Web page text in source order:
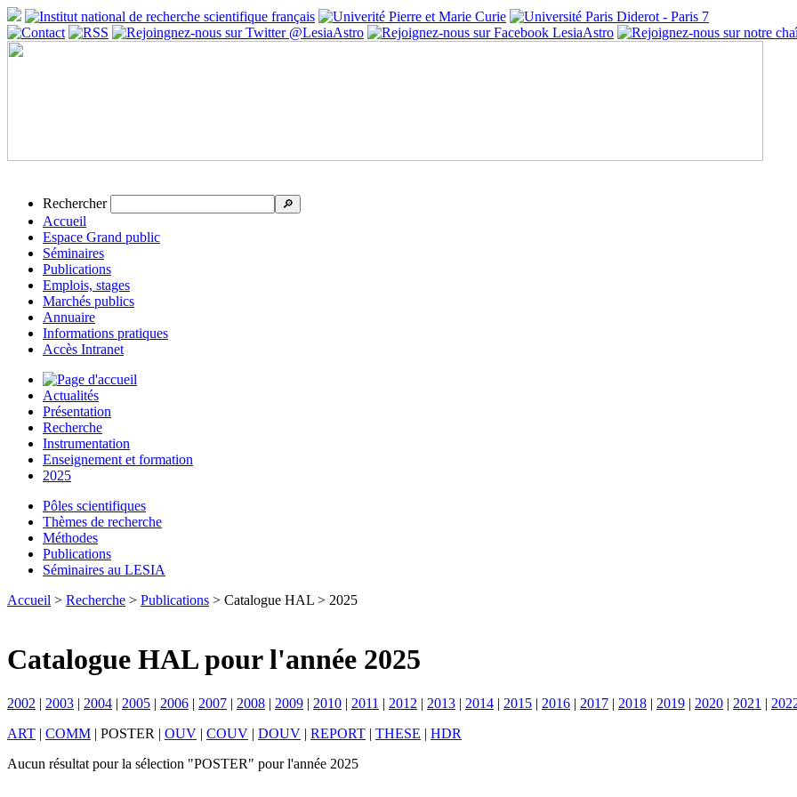
Rechercher 🔎
Accueil
Espace Grand public
Séminaires
Publications
Emplois, stages
Marchés publics
Annuaire
Informations pratiques
Accès Intranet
Actualités
Présentation
Recherche
Instrumentation
Enseignement et formation
2025
Pôles scientifiques
Thèmes de recherche
Méthodes
Publications
Séminaires au LESIA
Accueil > Recherche > Publications > Catalogue HAL > 2025
Catalogue HAL pour l'année 2025
2002 | 2003 | 2004 | 2005 | 2006 | 2007 | 2008 | 2009 | 2010 | 2011 | 2012 | 2013 | 2014 | 2015 | 2016 | 2017 | 2018 | 2019 | 2020 | 2021 |
ART | COMM | POSTER | OUV | COUV | DOUV | REPORT | THESE | HDR
Aucun résultat pour la sélection "POSTER" pour l'année 2025